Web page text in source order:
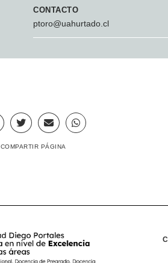
CONTACTO
ptoro@uahurtado.cl
COMPARTIR PÁGINA